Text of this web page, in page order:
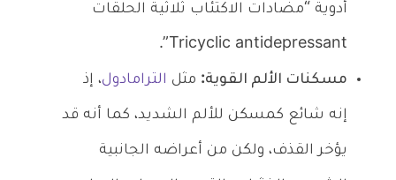
أدوية “مضادات الاكتئاب ثلاثية الحلقات
Tricyclic antidepressant”.
مسكنات الألم القوية: مثل الترامادول، إذ
إنه شائع كمسكن للألم الشديد، كما أنه قد
يؤخر القذف، ولكن من أعراضه الجانبية